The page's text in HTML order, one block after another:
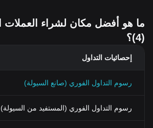
(4)؟
إحصائيات التداول
رسوم التداول الفوري (صانع السيولة)
رسوم التداول الفوري (المستفيد من السيولة)